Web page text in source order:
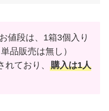
値段は、1箱3個入り
品販売は無し）
れており、購入は1人